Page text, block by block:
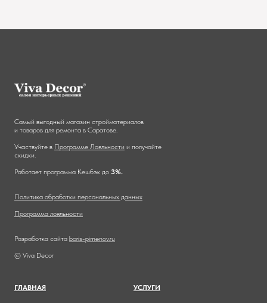
Самый выгодный магазин стройматериалов
и товаров для ремонта в Саратове.
Участвуйте в Программе Лояльности и получайте
скидки.
Работает программа Кешбэк до 3%.
Политика обработки персональных данных
Программа лояльности
Разработка сайта boris-pimenov.ru
© Viva Decor
ГЛАВНАЯ УСЛУГИ